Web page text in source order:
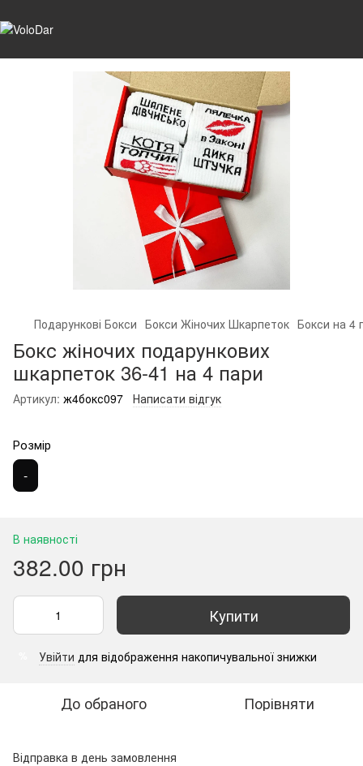
Подарункові Бокси Бокси Жіночих Шкарпеток Бокси на 4
Бокс жіночих подарункових
шкарпеток 36-41 на 4 пари
Артикул: ж4бокс097 Написати відгук
Розмір
-
В наявності
382.00 грн
Купити
Увійти для відображення накопичувальної знижки
До обраного Порівняти
Відправка в день замовлення